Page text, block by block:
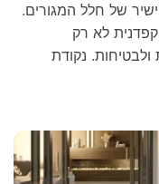
של חלל המגורים.
לא רק
ולבטיחות. נקודת